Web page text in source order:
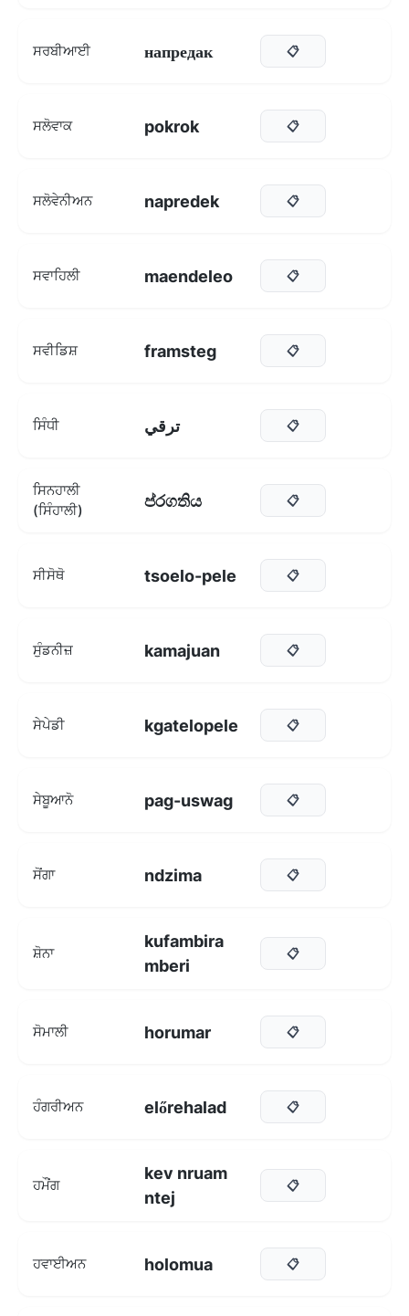
ਸਰਬੀਆਈ напредак 📋
ਸਲੋਵਾਕ pokrok 📋
ਸਲੋਵੇਨੀਅਨ napredek 📋
ਸਵਾਹਿਲੀ maendeleo 📋
ਸਵੀਡਿਸ਼ framsteg 📋
ਸਿੰਧੀ ترقي 📋
ਸਿਨਹਾਲੀ
(ਸਿੰਹਾਲੀ)
ප්රගතිය 📋
ਸੀਸੋਥੋ tsoelo-pele 📋
ਸੁੰਡਨੀਜ਼ kamajuan 📋
ਸੇਪੇਡੀ kgatelopele 📋
ਸੇਬੂਆਨੋ pag-uswag 📋
ਸੋਂਗਾ ndzima 📋
ਸ਼ੋਨਾ
kufambira
mberi
📋
ਸੋਮਾਲੀ horumar 📋
ਹੰਗਰੀਅਨ előrehalad 📋
ਹਮੌਂਗ
kev nruam
ntej
📋
ਹਵਾਈਅਨ holomua 📋